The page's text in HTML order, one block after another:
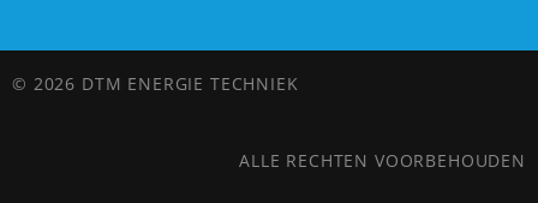
© 2026 DTM ENERGIE TECHNIEK
ALLE RECHTEN VOORBEHOUDEN